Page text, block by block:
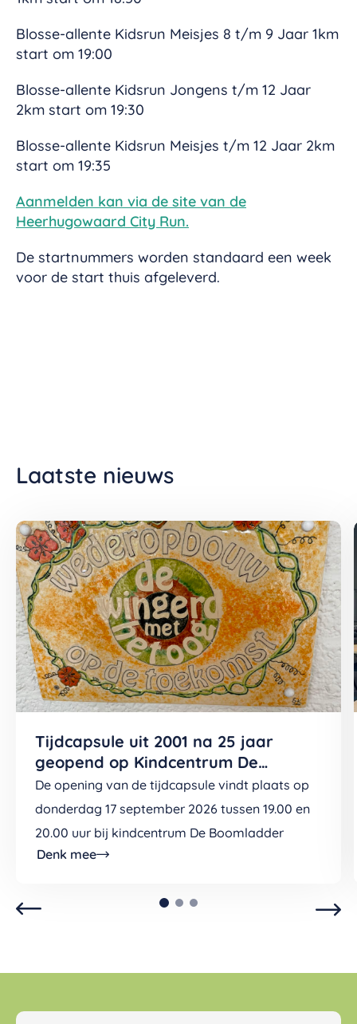
Blosse-allente Kidsrun Meisjes 8 t/m 9 Jaar 1km
start om 19:00
Blosse-allente Kidsrun Jongens t/m 12 Jaar
2km start om 19:30
Blosse-allente Kidsrun Meisjes t/m 12 Jaar 2km
start om 19:35
Aanmelden kan via de site van de
Heerhugowaard City Run.
De startnummers worden standaard een week
voor de start thuis afgeleverd.
Laatste nieuws
Tijdcapsule uit 2001 na 25 jaar
geopend op Kindcentrum De
Boomladder (v/h De Wingerd)
De opening van de tijdcapsule vindt plaats op
donderdag 17 september 2026 tussen 19.00 en
20.00 uur bij kindcentrum De Boomladder
Denk mee